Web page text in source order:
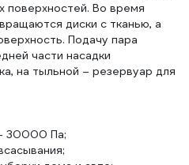
поверхностей. Во время
диски с тканью, а
Подачу пара
части насадки
на тыльной – резервуар для
30000 Па;